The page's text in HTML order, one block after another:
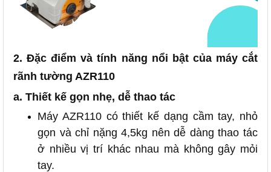
2. Đặc điểm và tính năng nổi bật của máy cắt
rãnh tường AZR110
a. Thiết kế gọn nhẹ, dễ thao tác
Máy AZR110 có thiết kế dạng cầm tay, nhỏ
gọn và chỉ nặng 4,5kg nên dễ dàng thao tác
ở nhiều vị trí khác nhau mà không gây mỏi
tay.